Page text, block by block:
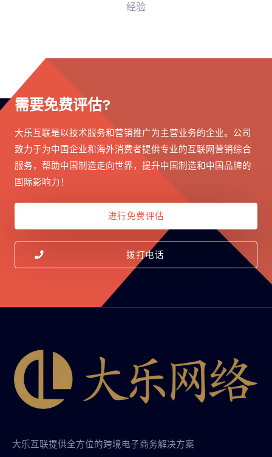
经验
需要免费评估?
大乐互联是以技术服务和营销推广为主营业务的企业。公司
致力于为中国企业和海外消费者提供专业的互联网营销综合
服务，帮助中国制造走向世界，提升中国制造和中国品牌的
国际影响力！
进行免费评估
拨打电话
大乐互联提供全方位的跨境电子商务解决方案